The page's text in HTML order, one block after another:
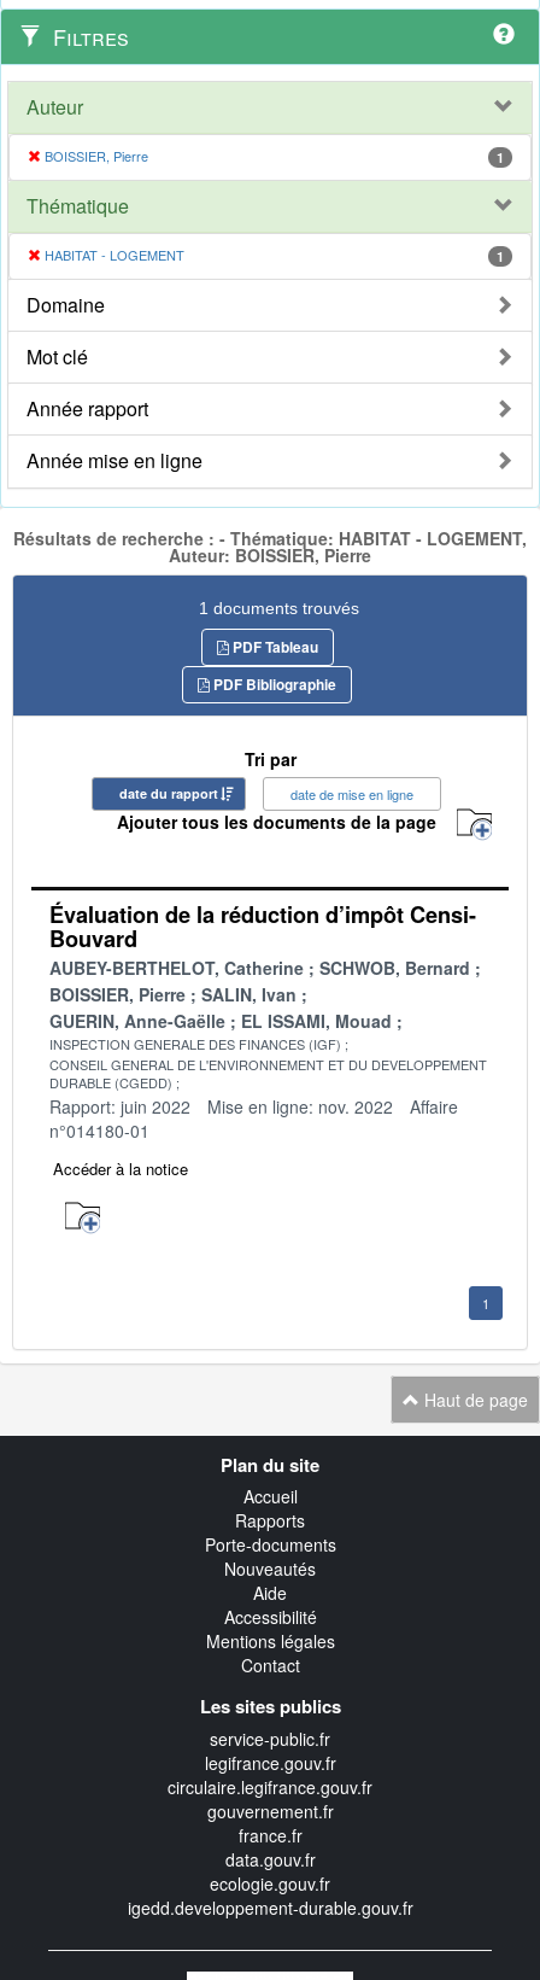
Filtres
Auteur
BOISSIER, Pierre 1
Thématique
HABITAT - LOGEMENT 1
Domaine
Mot clé
Année rapport
Année mise en ligne
Résultats de recherche : - Thématique: HABITAT - LOGEMENT,
Auteur: BOISSIER, Pierre
1 documents trouvés
PDF Tableau
PDF Bibliographie
Tri par
date du rapport date de mise en ligne
Ajouter tous les documents de la page
Évaluation de la réduction d’impôt Censi-
Bouvard
AUBEY-BERTHELOT, Catherine
SCHWOB, Bernard
BOISSIER, Pierre
SALIN, Ivan
GUERIN, Anne-Gaëlle
EL ISSAMI, Mouad
INSPECTION GENERALE DES FINANCES (IGF)
CONSEIL GENERAL DE L'ENVIRONNEMENT ET DU DEVELOPPEMENT
DURABLE (CGEDD)
Rapport: juin 2022 Mise en ligne: nov. 2022
Affaire
n°014180-01
Accéder à la notice
1
Haut de page
Plan du site
Accueil
Rapports
Porte-documents
Nouveautés
Aide
Accessibilité
Mentions légales
Contact
Les sites publics
service-public.fr
legifrance.gouv.fr
circulaire.legifrance.gouv.fr
gouvernement.fr
france.fr
data.gouv.fr
ecologie.gouv.fr
igedd.developpement-durable.gouv.fr